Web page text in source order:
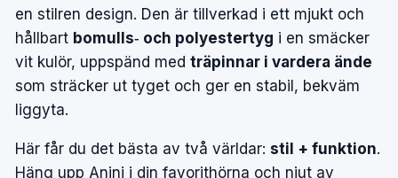
en stilren design. Den är tillverkad i ett mjukt och
hållbart bomulls‑ och polyestertyg i en smäcker
vit kulör, uppspänd med träpinnar i vardera ände
som sträcker ut tyget och ger en stabil, bekväm
liggyta.
Här får du det bästa av två världar: stil + funktion.
Häng upp Anini i din favorithörna och njut av